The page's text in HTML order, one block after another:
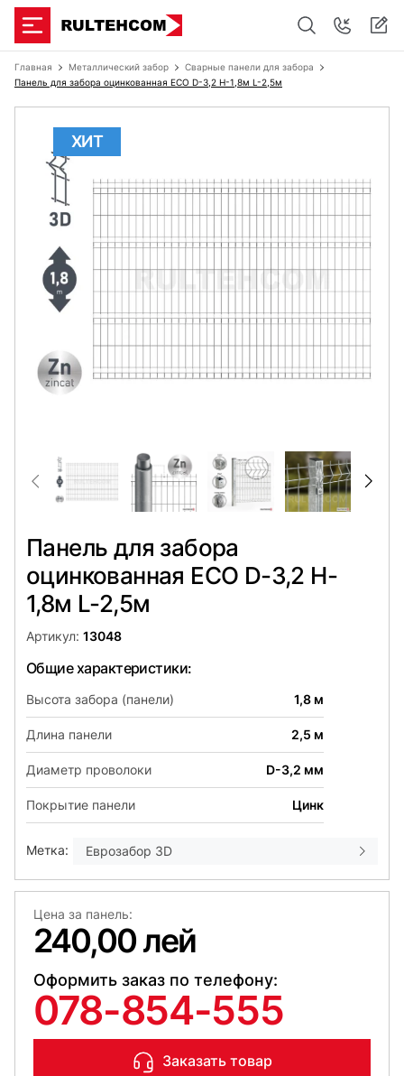
Главная Металлический забор
Сварные панели для забора
Панель для забора оцинкованная ECO D-3,2 H-1,8м L-2,5м
ХИТ
Панель для забора
оцинкованная ECO D-3,2 H-
1,8м L-2,5м
Артикул: 13048
Общие характеристики:
Высота забора (панели) 1,8 м
Длина панели 2,5 м
Диаметр проволоки D-3,2 мм
Покрытие панели Цинк
Метка: Еврозабор 3D
Цена за панель:
240,00 лей
Оформить заказ по телефону:
078-854-555
Заказать товар